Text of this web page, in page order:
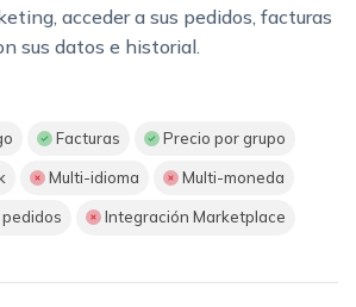
acceder a sus pedidos, facturas
sus datos e historial.
Facturas Precio por grupo
Multi-idioma Multi-moneda
Integración Marketplace